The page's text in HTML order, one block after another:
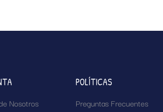
Nosotros
POLÍTICAS
Preguntas Frecuentes